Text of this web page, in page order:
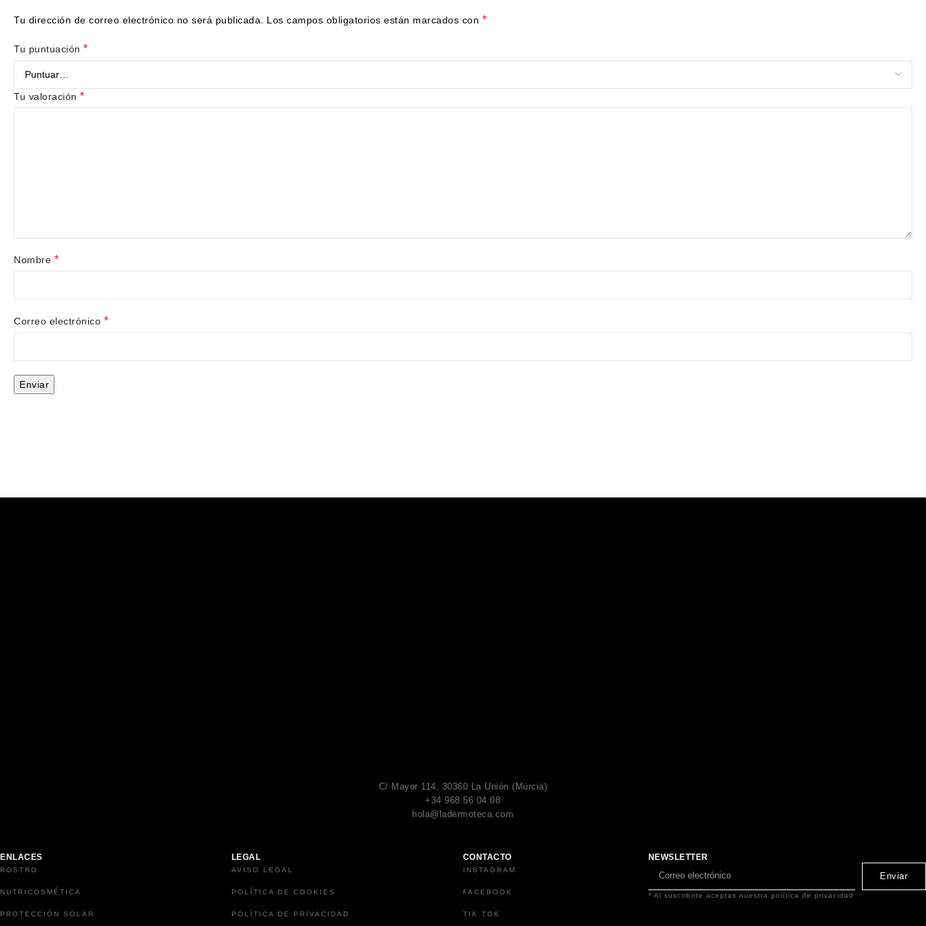
Tu dirección de correo electrónico no será publicada. Los campos obligatorios están marcados con *
Tu puntuación *
Tu valoración *
Nombre *
Correo electrónico *
C/ Mayor 114, 30360 La Unión (Murcia)
+34 968 56 04 08
hola@ladermoteca.com
ENLACES
ROSTRO
NUTRICOSMÉTICA
PROTECCIÓN SOLAR
LEGAL
AVISO LEGAL
POLÍTICA DE COOKIES
POLÍTICA DE PRIVACIDAD
CONTACTO
INSTAGRAM
FACEBOOK
TIK TOK
NEWSLETTER
Enviar
* Al suscribirte aceptas nuestra política de privacidad